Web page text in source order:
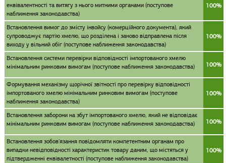
еквівалентності та витягу з нього митними органами (поступове
наближення законодавства)
100%
Встановлення вимог до змісту інвойсу (комерційного документа), який
супроводжує партію хмелю, що розділена і заново відправлена після
виходу у вільний обіг (поступове наближення законодавства)
100%
Встановлення системи перевірки відповідності імпортованого хмелю
мінімальним ринковим вимогам (поступове наближення законодавства)
100%
Формування механізму щорічної звітності про перевірку відповідності
імпортованого хмелю мінімальним ринковим вимогам (поступове
наближення законодавства)
100%
Встановлення заборони на збут імпортованого хмелю, який не відповідає
мінімальним ринковим вимогам (поступове наближення законодавства)
100%
Встановлення зобов'язання повідомляти компетентним органам про
випадки невідповідності характеристик товару даним, що містяться у
підтвердженні еквівалетності (поступове наближення законодавства)
100%